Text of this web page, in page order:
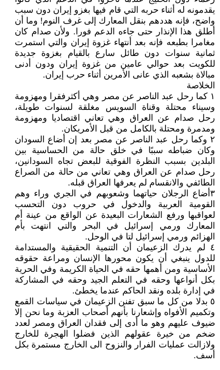
يقدمونه له أثناء حربه التي قام فيها بغزو إيران دون سبب
واضح، فإنه هددهم بنقل المعارك إلى غرف النوم! وما أن
أطلق هذا الإنذار حتى جاءه الدعم فورا. ولأن صدام كان
مغامرا بطبعه فإنه بعد أنتهاء غزوة إيران والتي استمرت
ثمانية سنوات دون طائل سارع بالقيام بغزوة جديدة
للكويت بعد حوالي عامين من غزوة إيران ودون أدنى
مبالاة بشعبه الذي عانى الأمرين أثناء حرب إيران.
الخلاصة
١ كما رحل عبد الناصر عن مصر وهي أكثرفقرا ومهزومة
وسيناء محتلة وقناة السويس مغلقة لسنوات طويلة،
رحل صدام عن العراق وهي تعاني اقتصاديا ومهزومة
ومدمرة ومحتلة بالكامل من قبل الأمريكان.
٢ وكما رحل عبد الناصر عن مصر بعد إن أضاع السودان
وكان ضباطه سببًا في خلق حالة من الحساسية بين
البلدين بسبب النظرة الفوقية للبعض تجاه السودانين،
رحل صدام عن العراق وهي تعاني من حالة من الصراع
الطائفي والانقسام لم يعرفها العراق قبله.
٣أضاع الرجلان حياتهما وشعوبهم في الجري وراء وهم
القومية العربية والدخول في حروب دون التحسب
لعواقبها ورفع الشعارات البعيدة عن الواقع من عينة أم
المعارك ورمي إسرائيل في البحر والتي انتهت بأم
الهزائم ورمي إسرائيل لتا في الوحل.
٤ لم يدرك الزعيمان أن التنمية الحقيقية والمستدامة
للدول ينبغي أن يكون محورها الإنسان ومراعة حقوقه
الأساسية ومن أهمها حقه في الحياة الكريمة وفي الحرية
بكل أنواعها وحقه في التعلم الجيد وحقه في المشاركة
في إدارة بلده ونقد الحاكم عندما يخطئ.
٥ بدلا من كل ما سبق تفنن الزعيمان في سياسات القمع
وتكميم الأفواه وإشعارنا بأنهم أصحاب العزبة وما نحن إلا
ضيوف عليهم وهو ما أدى إلى فقدان العراق ومصر لعدد
ضخم من خيرة عقولهم الذين فضلوا الهجرة للخارج
ولازالت عمليات الفرار والنزوح الى الخارج مستمرة بكل
أسف.